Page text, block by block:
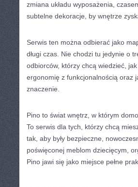
zmiana układu wyposażenia,
subtelne dekoracje, by wnętrze
Serwis ten można odbierać jako
długi czas. Nie chodzi tu jedynie o
odbiorców, którzy chcą wiedzieć,
ergonomię z funkcjonalnością oraz
znaczenie.
Pino to świat wnętrz, w którym
To serwis dla tych, którzy chcą
tak, aby były bezpieczne,
poświęconej meblom dziecięcym,
Pino jawi się jako miejsce pełne